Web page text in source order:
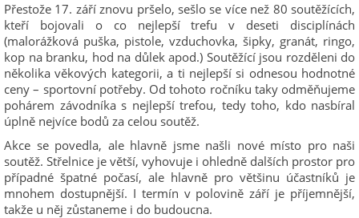
Přestože 17. září znovu pršelo, sešlo se více než 80 soutěžících,
kteří bojovali o co nejlepší trefu v deseti disciplínách
(malorážková puška, pistole, vzduchovka, šipky, granát, ringo,
kop na branku, hod na důlek apod.) Soutěžící jsou rozděleni do
několika věkových kategorii, a ti nejlepší si odnesou hodnotné
ceny – sportovní potřeby. Od tohoto ročníku taky odměňujeme
pohárem závodníka s nejlepší trefou, tedy toho, kdo nasbíral
úplně nejvíce bodů za celou soutěž.
Akce se povedla, ale hlavně jsme našli nové místo pro naši
soutěž. Střelnice je větší, vyhovuje i ohledně dalších prostor pro
případné špatné počasí, ale hlavně pro většinu účastníků je
mnohem dostupnější. I termín v polovině září je příjemnější,
takže u něj zůstaneme i do budoucna.